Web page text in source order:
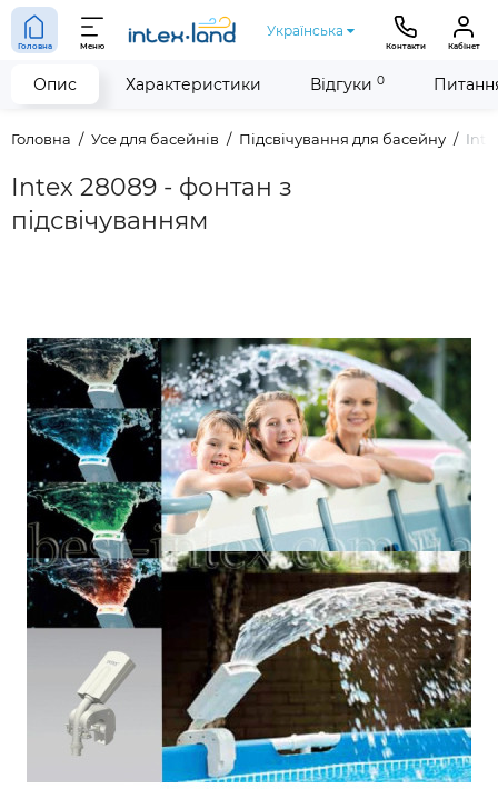
Головна Меню
Українська
Контакти Кабінет
Головна Усе для басейнів Підсвічування для басейну
Intex 28089 - фонтан з
підсвічуванням
Опис Характеристики Відгуки 0